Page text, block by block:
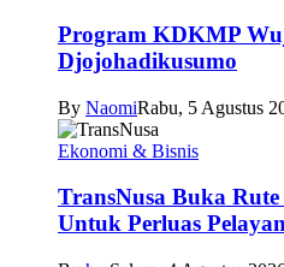
Program KDKMP
Djojohadikusumo
By NaomiRabu, 5 Agustus
Ekonomi & Bisnis
TransNusa Buka
Untuk Perluas